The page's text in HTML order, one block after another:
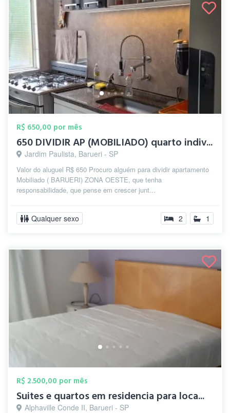
R$ 650,00 por mês
650 DIVIDIR AP (MOBILIADO) quarto indiv...
Jardim Paulista, Barueri - SP
Valor do aluguel R$ 650 Procuro alguém para dividir apartamento
Mobiliado ( BARUERI) ZONA OESTE, que tenha
responsabilidade, que pense em crescer junt...
Qualquer sexo 2 1
R$ 2.500,00 por mês
Suites e quartos em residencia para loca...
Alphaville Conde II, Barueri - SP